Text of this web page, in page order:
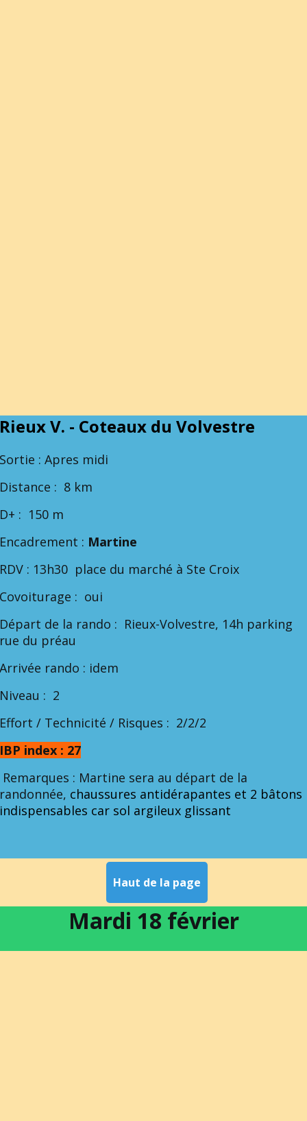
V. - Coteaux du Volvestre
: Apres midi
: 8 km
: 150 m
: Martine
: 13h30 place du marché à Ste Croix
: oui
de la rando : Rieux-Volvestre, 14h parking
du préau
rando : idem
: 2
/ Technicité / Risques : 2/2/2
index : 27
: Martine sera au départ de la
chaussures antidérapantes et 2 bâtons
car sol argileux glissant
Haut de la page
Mardi 18 février